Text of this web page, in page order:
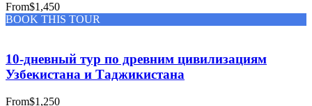
From$1,450
BOOK THIS TOUR
10-дневный тур по древним цивилизациям
Узбекистана и Таджикистана
From$1,250